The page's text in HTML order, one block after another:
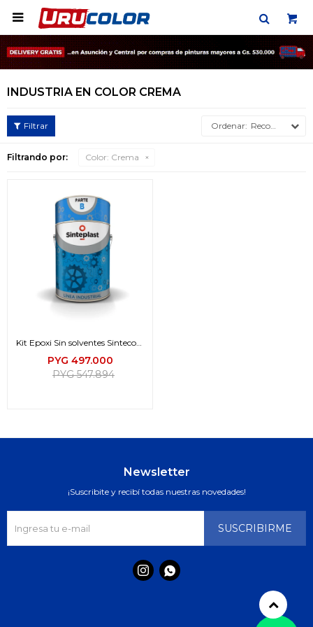

INDUSTRIA EN COLOR CREMA
Recomendados
Filtrando por: Color: Crema
Kit Epoxi Sin solventes Sintecoat
467 (A+B)
PYG 497.000
PYG 547.894
Newsletter
¡Suscribite y recibí todas nuestras novedades!
SUSCRIBIRME
 